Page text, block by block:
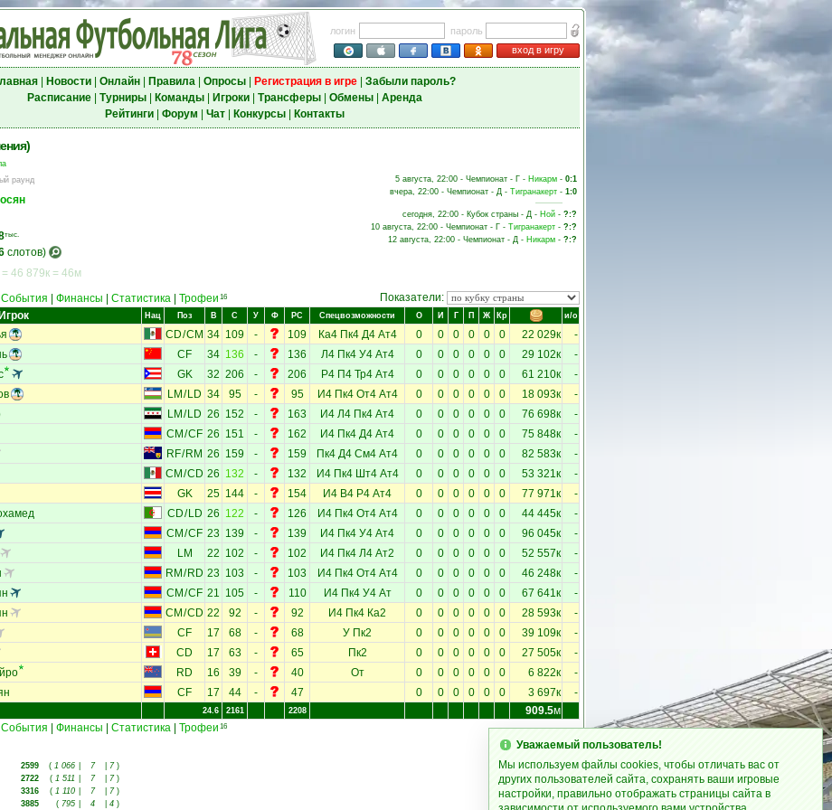
логин
пароль
вход в игру
| Новости| Онлайн| Правила| Опросы| Регистрация в игре| Забыли пароль?
Расписание| Турниры| Команды| Игроки| Трансферы| Обмены| Аренда
Рейтинги| Форум Чат| Конкурсы| Контакты
раунд
тыс.
слотов)
= 46 879к = 46м
5 августа, 22:00 - Чемпионат - Г - Никарм - 0:1
вчера, 22:00 - Чемпионат - Д - Тигранакерт - 1:0
сегодня, 22:00 - Кубок страны - Д - Ной - ?:?
10 августа, 22:00 - Чемпионат - Г - Тигранакерт - ?:?
12 августа, 22:00 - Чемпионат - Д - Никарм - ?:?
События Финансы Статистика Трофеи 16 Показатели:
Игрок Нац Поз В С У Ф РС Спецвозможности О И Г П Ж Кр и/о
CD/CM 34 109 - 109 Ка4 Пк4 Д4 Ат4 0 0 0 0 0 0 22 029к -
CF 34 136 - 136 Л4 Пк4 У4 Ат4 0 0 0 0 0 0 29 102к -
GK 32 206 - 206 Р4 П4 Тр4 Ат4 0 0 0 0 0 0 61 210к -
LM / LD 34 95 - 95 И4 Пк4 От4 Ат4 0 0 0 0 0 0 18 093к -
LM / LD 26 152 - 163 И4 Л4 Пк4 Ат4 0 0 0 0 0 0 76 698к -
CM /CF 26 151 - 162 И4 Пк4 Д4 Ат4 0 0 0 0 0 0 75 848к -
RF/ RM 26 159 - 159 Пк4 Д4 См4 Ат4 0 0 0 0 0 0 82 583к -
CM /CD 26 132 - 132 И4 Пк4 Шт4 Ат4 0 0 0 0 0 0 53 321к -
GK 25 144 - 154 И4 В4 Р4 Ат4 0 0 0 0 0 0 77 971к -
CD/LD 26 122 - 126 И4 Пк4 От4 Ат4 0 0 0 0 0 0 44 445к -
CM /CF 23 139 - 139 И4 Пк4 У4 Ат4 0 0 0 0 0 0 96 045к -
LM 22 102 - 102 И4 Пк4 Л4 Ат2 0 0 0 0 0 0 52 557к -
RM / RD 23 103 - 103 И4 Пк4 От4 Ат4 0 0 0 0 0 0 46 248к -
CM /CF 21 105 - 110 И4 Пк4 У4 Ат 0 0 0 0 0 0 67 641к -
CM /CD 22 92 - 92 И4 Пк4 Ка2 0 0 0 0 0 0 28 593к -
CF 17 68 - 68 У Пк2 0 0 0 0 0 0 39 109к -
CD 17 63 - 65 Пк2 0 0 0 0 0 0 27 505к -
RD 16 39 - 40 От 0 0 0 0 0 0 6 822к -
CF 17 44 - 47 0 0 0 0 0 0 3 697к -
24.6 2161 2208 909.5м
События Финансы Статистика Трофеи 16
2599 ( 1 066 7 7)
2722 ( 1 511 7 7)
3316 ( 1 110 7 7)
3885 ( 795 4 4 )
Уважаемый пользователь!
Мы используем файлы cookies, чтобы отличать вас от
других пользователей сайта, сохранять ваши игровые
настройки, правильно отображать страницы сайта в